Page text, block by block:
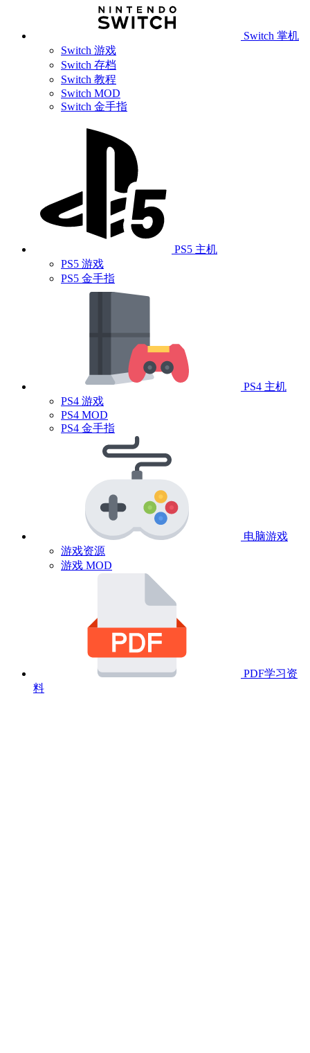
Switch 掌机
Switch 游戏
Switch 存档
Switch 教程
Switch MOD
Switch 金手指
PS5 主机
PS5 游戏
PS5 金手指
PS4 主机
PS4 游戏
PS4 MOD
PS4 金手指
电脑游戏
游戏资源
游戏 MOD
PDF学习资
料